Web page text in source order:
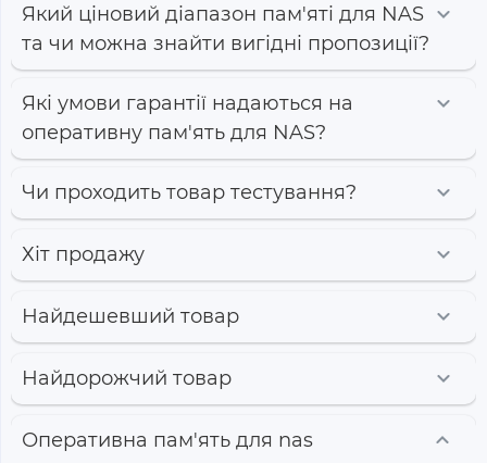
Який ціновий діапазон пам'яті для NAS
та чи можна знайти вигідні пропозиції?
Які умови гарантії надаються на
оперативну пам'ять для NAS?
Чи проходить товар тестування?
Хіт продажу
Найдешевший товар
Найдорожчий товар
Оперативна пам'ять для nas